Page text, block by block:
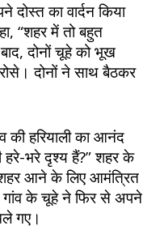
का वार्दन किया
“शहर में तो बहुत
दोनों चूहे को भूख
दोनों ने साथ बैठकर
की हरियाली का आनंद
भरे दृश्य हैं?” शहर के
आने के लिए आमंत्रित
गांव के चूहे ने फिर से अपने
गए।